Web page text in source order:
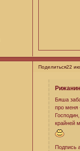
Поделиться22
Бяша
про меня
крайней
Подпись